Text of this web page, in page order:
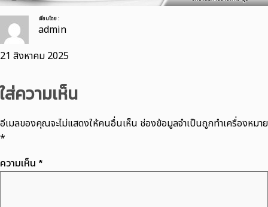
เขียนโดย :
admin
21 สิงหาคม 2025
ใส่ความเห็น
อีเมลของคุณจะไม่แสดงให้คนอื่นเห็น ช่องข้อมูลจำเป็นถูกทำเครื่องหมาย
*
ความเห็น *